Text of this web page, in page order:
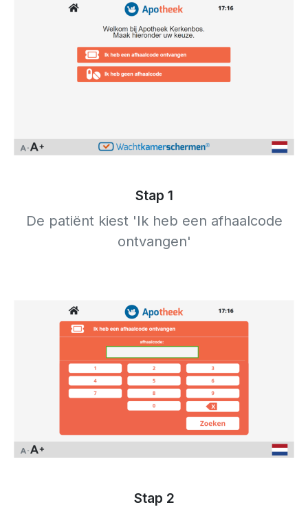
Stap 1
De patiënt kiest 'Ik heb een afhaalcode
ontvangen'
Stap 2